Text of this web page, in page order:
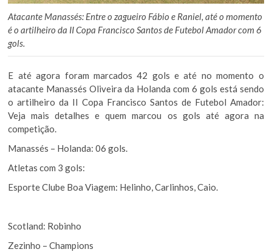
Atacante Manassés: Entre o zagueiro Fábio e Raniel, até o momento
é o artilheiro da II Copa Francisco Santos de Futebol Amador com 6
gols.
E até agora foram marcados 42 gols e até no momento o
atacante Manassés Oliveira da Holanda com 6 gols está sendo
o artilheiro da II Copa Francisco Santos de Futebol Amador:
Veja mais detalhes e quem marcou os gols até agora na
competição.
Manassés – Holanda: 06 gols.
Atletas com 3 gols:
Esporte Clube Boa Viagem: Helinho, Carlinhos, Caio.
Scotland: Robinho
Zezinho – Champions